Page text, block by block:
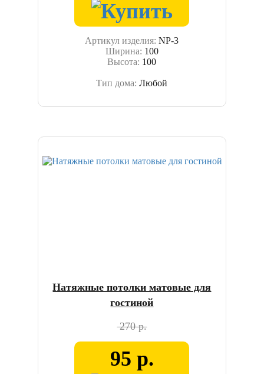
Артикул изделия:NP-3
Ширина: 100
Высота: 100
Тип дома:Любой
Натяжные потолки матовые для
гостиной
270 р.
95 р.